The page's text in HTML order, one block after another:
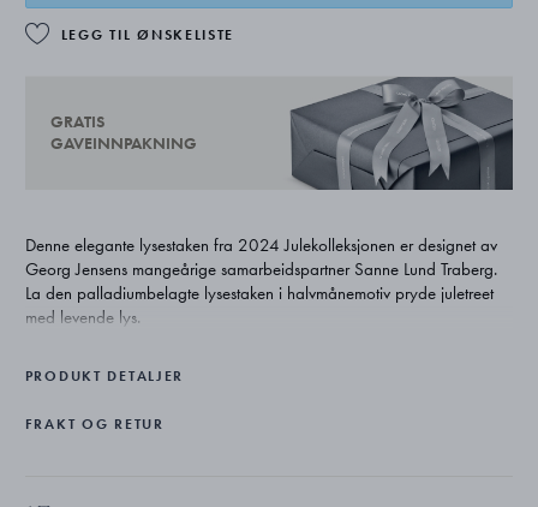
LEGG TIL ØNSKELISTE
GRATIS
GAVEINNPAKNING
Denne elegante lysestaken fra 2024 Julekolleksjonen er designet av
Georg Jensens mangeårige samarbeidspartner Sanne Lund Traberg.
La den palladiumbelagte lysestaken i halvmånemotiv pryde juletreet
med levende lys.
PRODUKT DETALJER
FRAKT OG RETUR